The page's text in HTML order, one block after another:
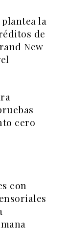
la
de
New
cero
con